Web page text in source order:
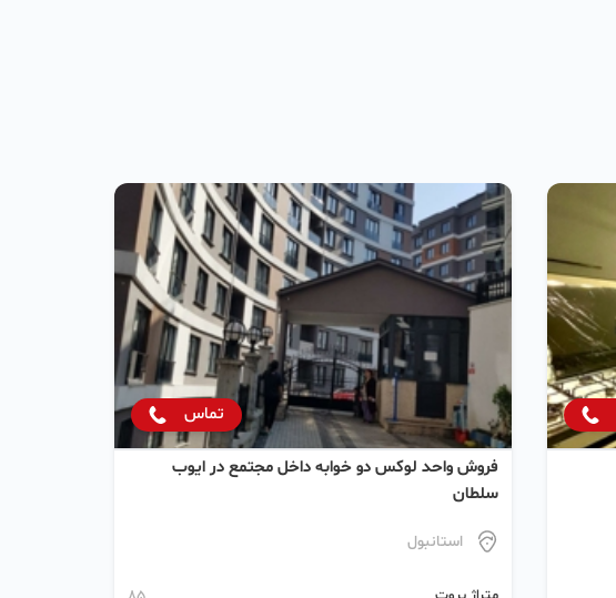
تماس
فروش واحد لوکس دو خوابه داخل مجتمع در ایوب
سلطان
استانبول